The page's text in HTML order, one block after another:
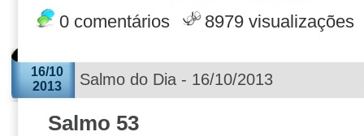
0 comentários 8979 visualizações
16/10
2013
Salmo do Dia - 16/10/2013
Salmo 53